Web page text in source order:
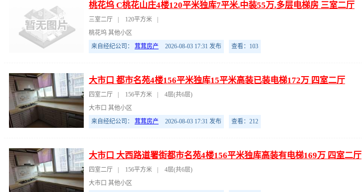
桃花坞 C桃花山庄4楼120平米独库7平米.中装55万.多层电梯房 三室二厅
三室二厅 120平方米
桃花坞 其他小区
来自经纪公司： 茸茸房产 2026-08-03 17:31 发布 查看：103
大市口 都市名苑4楼156平米独库15平米高装已装电梯172万 四室二厅
四室二厅 156平方米
4层(共6层)
大市口 其他小区
来自经纪公司： 茸茸房产 2026-08-03 17:31 发布 查看：212
大市口 大西路道署街都市名苑4楼156平米独库高装有电梯169万 四室二厅
四室二厅 156平方米
4层(共6层)
大市口 其他小区